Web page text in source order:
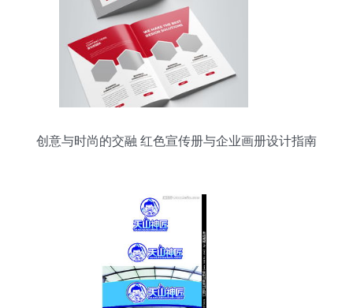
创意与时尚的交融 红色宣传册与企业画册设计指南